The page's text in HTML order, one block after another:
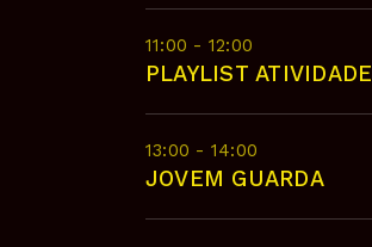
11:00 - 12:00
PLAYLIST ATIVIDADE
13:00 - 14:00
JOVEM GUARDA